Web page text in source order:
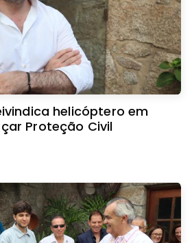
helicóptero em
Proteção Civil